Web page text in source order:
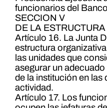
funcionarios del
SECCION V
DE LA
Artículo 16. La Junta
estructura
las unidades que
asegurar un
de la institución en las
actividad.
Artículo 17. Los